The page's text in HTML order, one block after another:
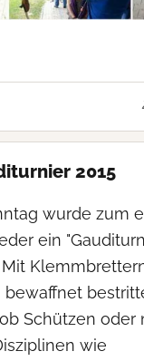
2015
wurde zum
ein
Schützen oder
wie